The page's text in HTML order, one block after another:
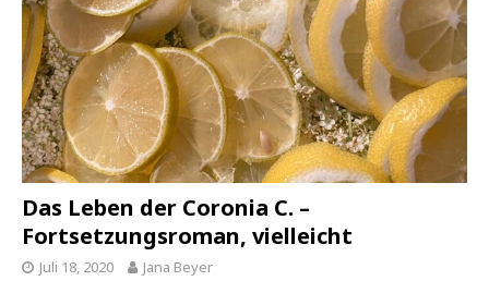
Das Leben der Coronia C. –
Fortsetzungsroman, vielleicht
Juli 18, 2020 Jana Beyer